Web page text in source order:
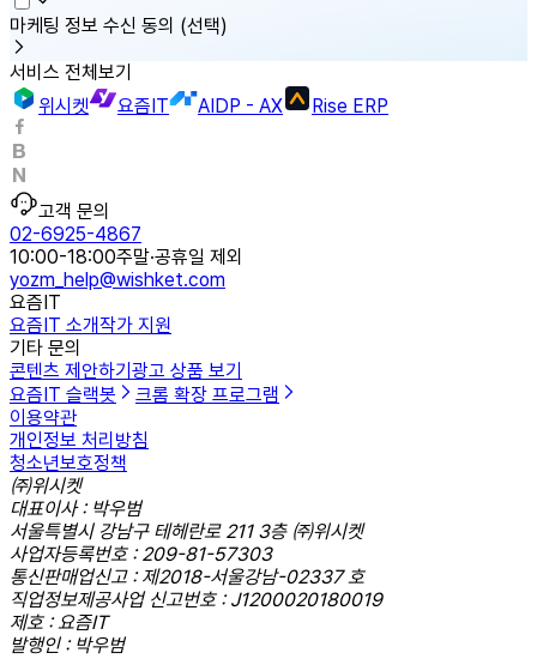
마케팅 정보 수신 동의 (선택)
서비스 전체보기
위시켓
요즘IT AIDP - AX Rise ERP
고객 문의
02-6925-4867
10:00-18:00주말·공휴일 제외
yozm_help@wishket.com
요즘IT
요즘IT 소개작가 지원
기타 문의
콘텐츠 제안하기광고 상품 보기
요즘IT 슬랙봇
크롬 확장 프로그램
이용약관
개인정보 처리방침
청소년보호정책
㈜위시켓
대표이사 : 박우범
서울특별시 강남구 테헤란로 211 3층 ㈜위시켓
사업자등록번호 : 209-81-57303
통신판매업신고 : 제2018-서울강남-02337 호
직업정보제공사업 신고번호 : J1200020180019
제호 : 요즘IT
발행인 : 박우범